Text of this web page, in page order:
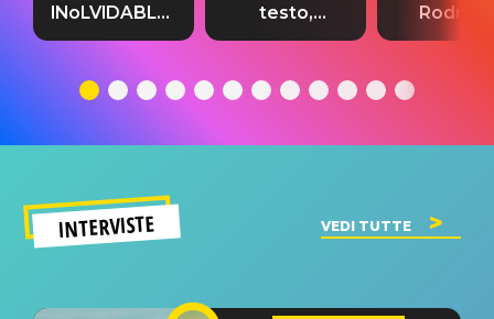
INoLVIDABLE”:
testo,
significato
testo,
traduzione e
del singolo
testo,
INTERVISTE VEDI TUTTE